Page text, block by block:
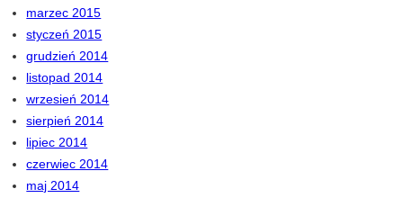
marzec 2015
styczeń 2015
grudzień 2014
listopad 2014
wrzesień 2014
sierpień 2014
lipiec 2014
czerwiec 2014
maj 2014